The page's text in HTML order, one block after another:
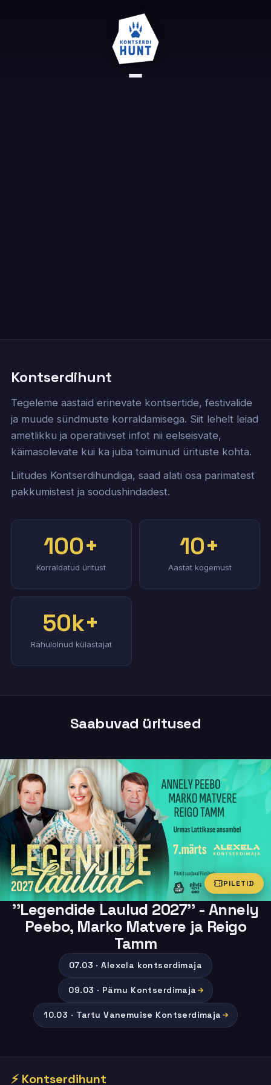
Kontserdihunt
Tegeleme aastaid erinevate kontsertide, festivalide
ja muude sündmuste korraldamisega. Siit lehelt leiad
ametlikku ja operatiivset infot nii eelseisvate,
käimasolevate kui ka juba toimunud ürituste kohta.
Liitudes Kontserdihundiga, saad alati osa parimatest
pakkumistest ja soodushindadest.
100+
Korraldatud üritust
10+
Aastat kogemust
50k+
Rahulolnud külastajat
Saabuvad üritused
PILETID
''Legendide Laulud 2027'' - Annely
Peebo, Marko Matvere ja Reigo
Tamm
07.03 · Alexela kontserdimaja
09.03 · Pärnu Kontserdimaja
10.03 · Tartu Vanemuise Kontserdimaja
⚡ Kontserdihunt